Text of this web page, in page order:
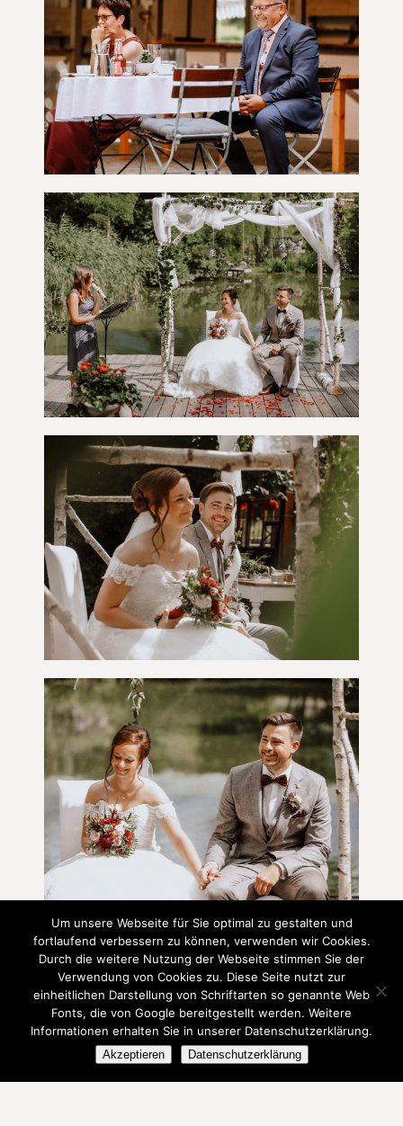
Um unsere Webseite für Sie optimal zu gestalten und
fortlaufend verbessern zu können, verwenden wir Cookies.
Durch die weitere Nutzung der Webseite stimmen Sie der
Verwendung von Cookies zu. Diese Seite nutzt zur
einheitlichen Darstellung von Schriftarten so genannte Web
Fonts, die von Google bereitgestellt werden. Weitere
Informationen erhalten Sie in unserer Datenschutzerklärung.
Akzeptieren Datenschutzerklärung